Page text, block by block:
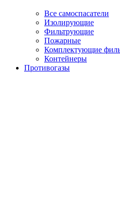
Все самоспасатели
Изолирующие
Фильтрующие
Пожарные
Комплектующие
Контейнеры
Противогазы